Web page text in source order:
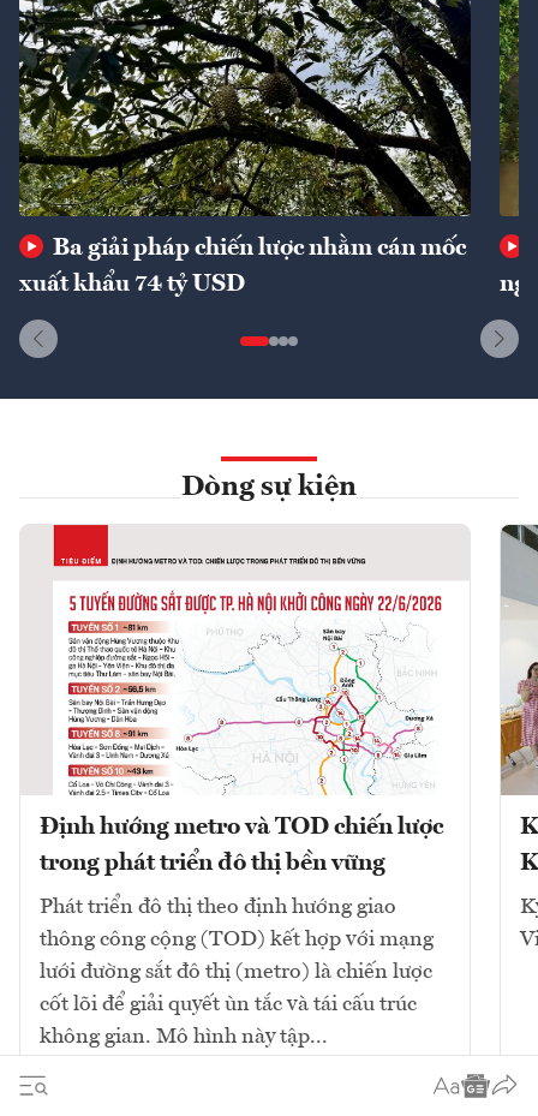
Ba giải pháp chiến lược nhằm cán mốc
xuất khẩu 74 tỷ USD
Dòng sự kiện
Định hướng metro và TOD chiến lược
trong phát triển đô thị bền vững
Phát triển đô thị theo định hướng giao
thông công cộng (TOD) kết hợp với mạng
lưới đường sắt đô thị (metro) là chiến lược
cốt lõi để giải quyết ùn tắc và tái cấu trúc
không gian. Mô hình này tập...
10